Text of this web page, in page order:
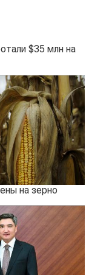
$35 млн на
на зерно